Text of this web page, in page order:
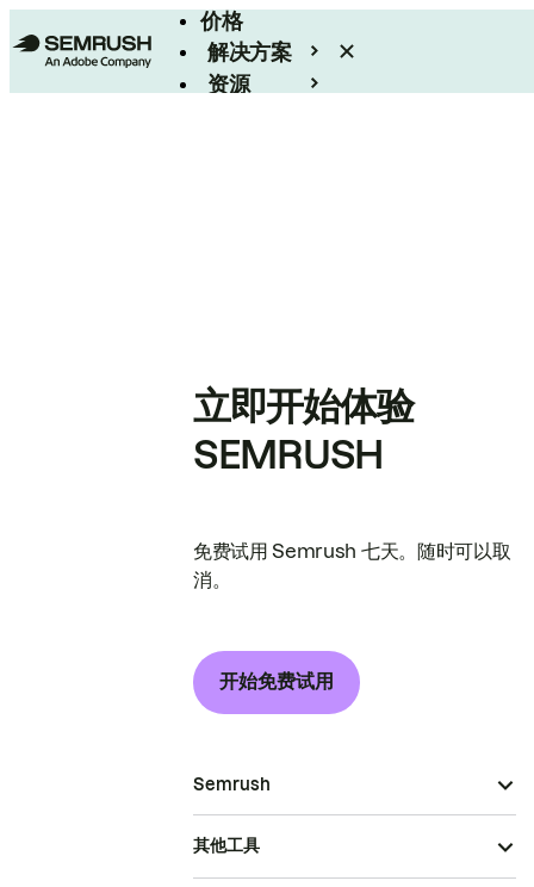
价格
解决方案
资源
立即开始体验
SEMRUSH
免费试用 Semrush 七天。随时可以取
消。
开始免费试用
Semrush
其他工具